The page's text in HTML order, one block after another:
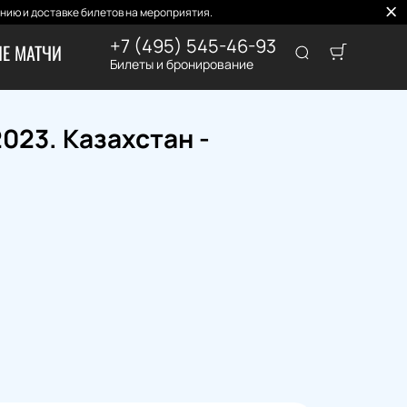
и доставке билетов на мероприятия.
МАТЧИ +7 (495) 545-46-93
Билеты и бронирование
Казахстан -